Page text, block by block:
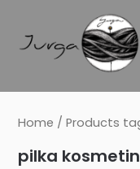
Home / Products
pilka